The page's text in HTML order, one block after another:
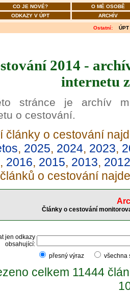
CO JE NOVÉ?
O MÉ OSOBĚ
ODKAZY V ÚPT ARCHÍV
Ostatní: ÚPT
2014 -
internetu
stránce je archív
o cestování.
články o cestování
, 2025, 2024, 2023,
, 2016, 2015, 2013, 2012
o cestování
Články o cestování
jen odkazy
obsahující:
přesný výraz
celkem 11444